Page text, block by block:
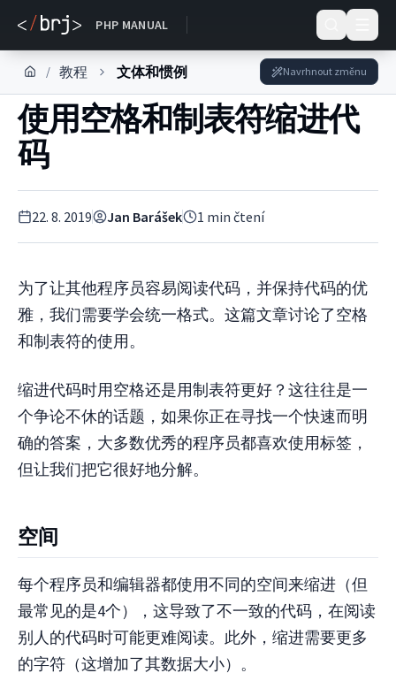
PHP MANUAL
DOKUMENTACE
/ 教程 文体和惯例 Navrhnout změnu
使用空格和制表符缩进代
码
22. 8. 2019 Jan Barášek 1 min čtení
为了让其他程序员容易阅读代码，并保持代码的优
雅，我们需要学会统一格式。这篇文章讨论了空格
和制表符的使用。
缩进代码时用空格还是用制表符更好？这往往是一
个争论不休的话题，如果你正在寻找一个快速而明
确的答案，大多数优秀的程序员都喜欢使用标签，
但让我们把它很好地分解。
空间
每个程序员和编辑器都使用不同的空间来缩进（但
最常见的是4个），这导致了不一致的代码，在阅读
别人的代码时可能更难阅读。此外，缩进需要更多
的字符（这增加了其数据大小）。